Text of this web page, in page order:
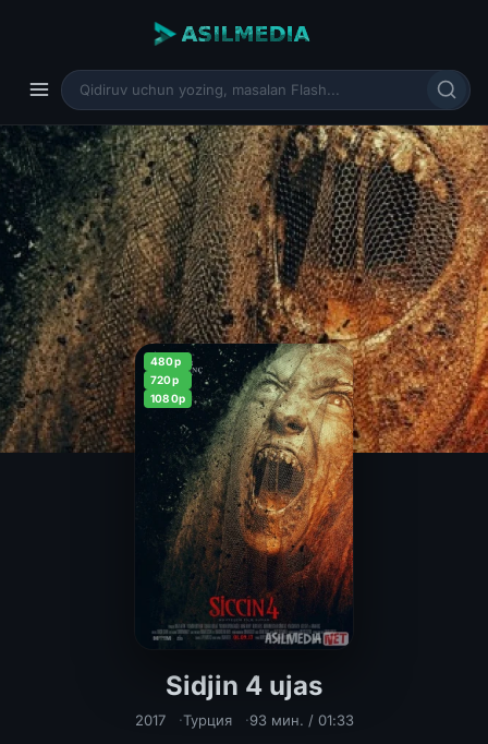
480p
720p
1080p
Sidjin 4 ujas
Sidjin 4 ujas film Turk Kino O'zbek
2017 Турция 93 мин. / 01:33